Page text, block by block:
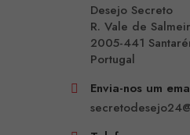
Desejo Secreto
R. Vale de
2005-441
Portugal
Envia-nos um